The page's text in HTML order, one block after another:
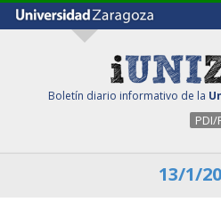
Boletín diario informativo de la
PDI/
13/1/